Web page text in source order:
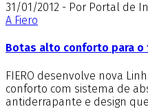
31/01/2012 - Por Portal de
A Fiero
Botas alto conforto para o
FIERO desenvolve nova
conforto com sistema de
antiderrapante e design